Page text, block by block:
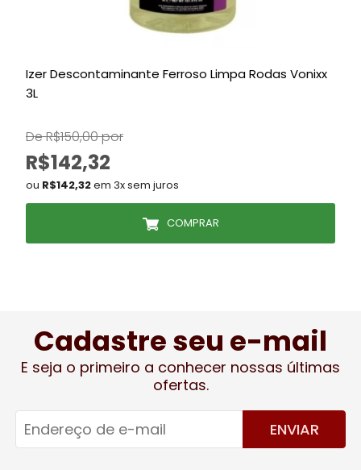
Izer Descontaminante Ferroso Limpa Rodas Vonixx
3L
De R$150,00 por
R$142,32
ou R$142,32em 3x sem juros
COMPRAR
Cadastre seu e-mail
E seja o primeiro a conhecer nossas últimas
ofertas.
ENVIAR